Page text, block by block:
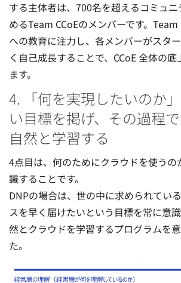
する主体者は、700名を超えるコミュ
めるTeam CCoEのメンバーです。Team
への教育に注力し、各メンバーがスタ
く自己成長することで、CCoE 全体の
ます。
4. 「何を実現したいのか
い目標を掲げ、その過程
自然と学習する
4点目は、何のためにクラウドを使うの
識することです。
DNPの場合は、世の中に求められてい
スを早く届けたいという目標を常に意
然とクラウドを学習するプログラムを
た。